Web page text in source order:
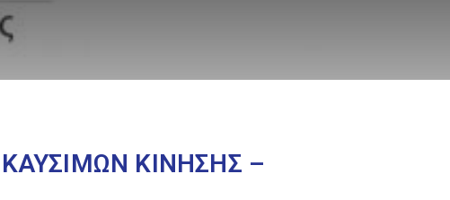
ΚΙΝΗΣΗΣ –